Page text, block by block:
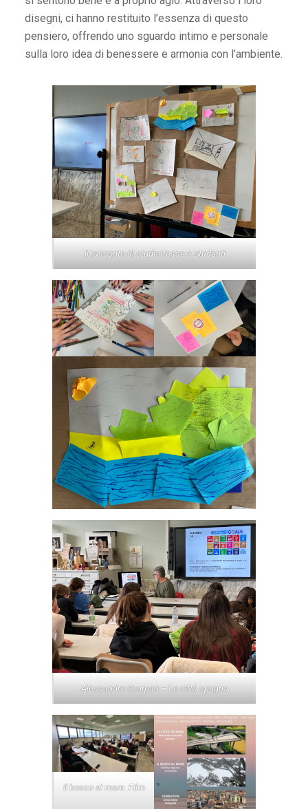
disegni, ci hanno restituito l’essenza di questo
pensiero, offrendo uno sguardo intimo e personale
sulla loro idea di benessere e armonia con l’ambiente.
il racconto di studentesse e studenti
Alessandro Scarpati – Le città spugna
Il bosco al mare. Film